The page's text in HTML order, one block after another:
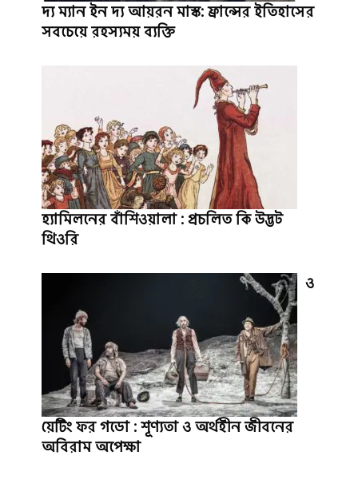
দ্য ম্যান ইন দ্য আয়রন মাস্ক: ফ্রান্সের ইতিহাসের
সবচেয়ে রহস্যময় ব্যক্তি
হ্যামিলনের বাঁশিওয়ালা : প্রচলিত কি উদ্ভট
থিওরি
ও
য়েটিং ফর গডো : শূণ্যতা ও অর্থহীন জীবনের
অবিরাম অপেক্ষা